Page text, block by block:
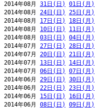
2014年08月 31日(日) 01日(月)
2014年08月 24日(日) 25日(月)
2014年08月 17日(日) 18日(月)
2014年08月 10日(日) 11日(月)
2014年08月 03日(日) 04日(月)
2014年07月 27日(日) 28日(月)
2014年07月 20日(日) 21日(月)
2014年07月 13日(日) 14日(月)
2014年07月 06日(日) 07日(月)
2014年06月 29日(日) 30日(月)
2014年06月 22日(日) 23日(月)
2014年06月 15日(日) 16日(月)
2014年06月 08日(日) 09日(月)